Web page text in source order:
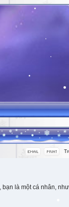
là một cá nhân,